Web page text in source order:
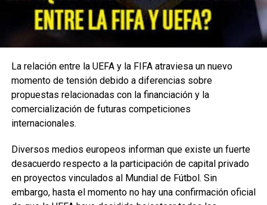
Enfoque Now
Enfoque Now es una plataforma digital dedicada a conectar e
informar a la comunidad latina acerca de los acontecimientos
que suceden a nivel local e internacional.
La relación entre la UEFA y la FIFA atraviesa un nuevo
momento de tensión debido a diferencias sobre
propuestas relacionadas con la financiación y la
comercialización de futuras competiciones
internacionales.
Diversos medios europeos informan que existe un fuerte
desacuerdo respecto a la participación de capital privado
en proyectos vinculados al Mundial de Fútbol. Sin
embargo, hasta el momento no hay una confirmación oficial